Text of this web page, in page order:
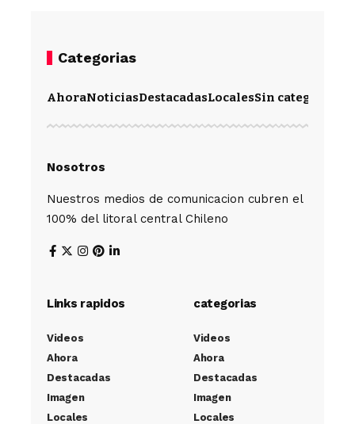
Categorias
AhoraNoticiasDestacadasLocalesSin categoría
Nosotros
Nuestros medios de comunicacion cubren el
100% del litoral central Chileno
Links rapidos
Videos
Ahora
Destacadas
Imagen
Locales
categorias
Videos
Ahora
Destacadas
Imagen
Locales